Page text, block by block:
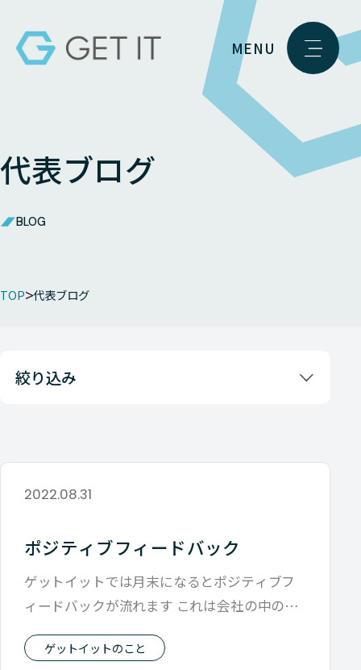
MENU
代表ブログ
BLOG
TOP 代表ブログ
絞り込み
2022.08.31
ポジティブフィードバック
ゲットイットでは月末になるとポジティブフ
ィードバックが流れます これは会社の中の目
ゲットイットのこと